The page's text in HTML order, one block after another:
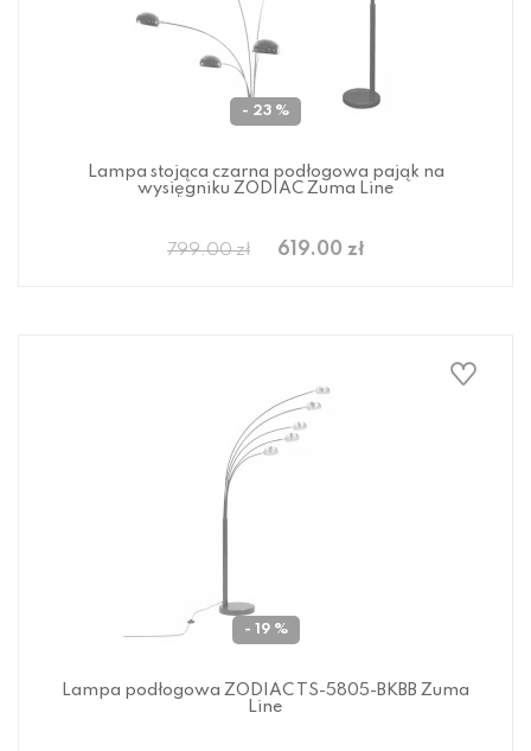
- 23 %
Lampa stojąca czarna podłogowa pająk na
wysięgniku ZODIAC Zuma Line
799.00 zł 619.00 zł
- 19 %
Lampa podłogowa ZODIAC TS-5805-BKBB Zuma
Line